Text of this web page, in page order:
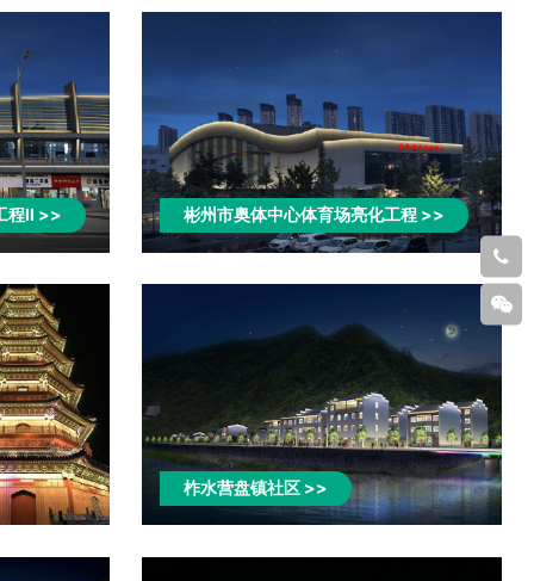
程II>> 彬州市奥体中心体育场亮化工程>>
柞水营盘镇社区>>
029-